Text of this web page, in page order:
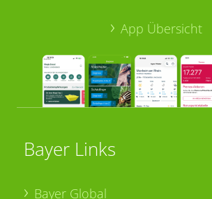
App Übersicht
Bayer Links
Bayer Global